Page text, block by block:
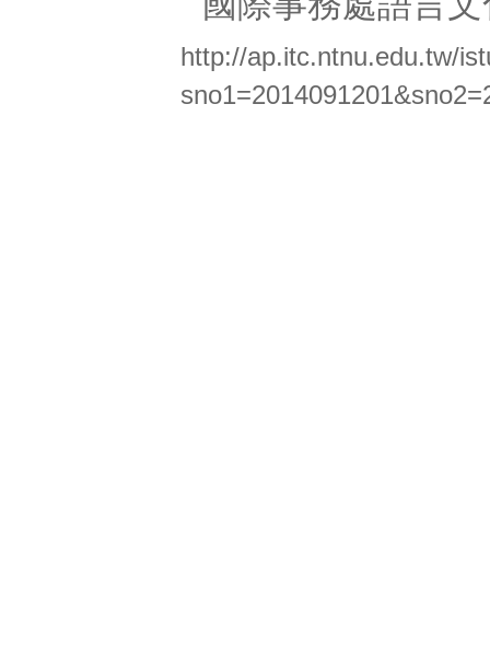
http://ap.itc.ntnu.edu.tw/